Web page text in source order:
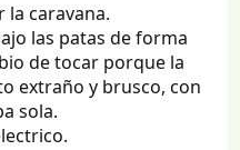
la caravana.
las patas de forma
de tocar porque la
extraño y brusco, con
sola.